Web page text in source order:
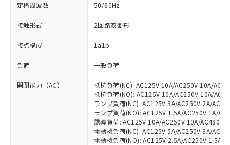
定格周波数 50/60Hz
接触形式 2回路双断形
接点構成 1a1b
負荷 一般負荷
開閉能力（AC）
抵抗負荷(NC): AC125V 10A/AC250V 10A/
抵抗負荷(NO): AC125V 10A/AC250V 10A/
ランプ負荷(NC): AC125V 3A/AC250V 2A/
ランプ負荷(NO): AC125V 1.5A/AC250V 1A/
誘導負荷: AC125V 10A/AC250V 10A/AC480V
電動機負荷(NC): AC125V 5A/AC250V 3A/
電動機負荷(NO): AC125V 2.5A/AC250V 1.5A/